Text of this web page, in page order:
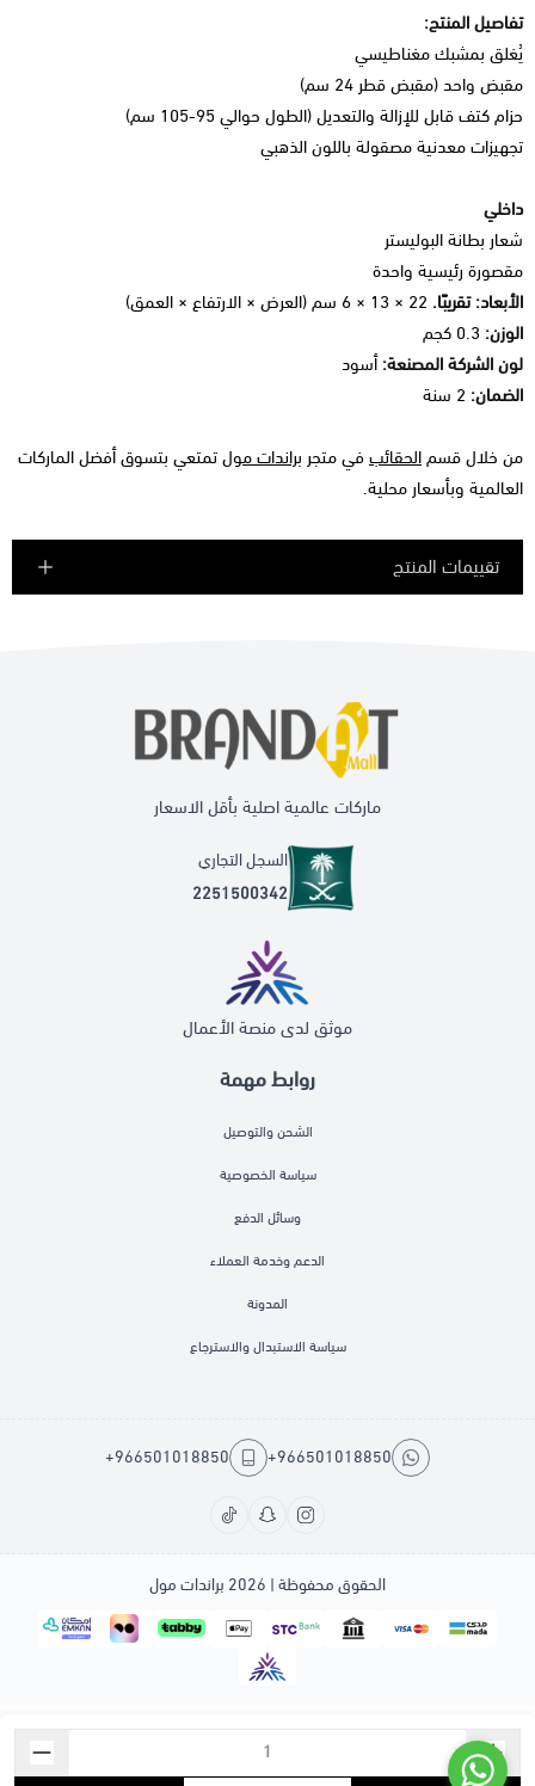
تفاصيل المنتج:
يُغلق بمشبك مغناطيسي
مقبض واحد (مقبض قطر 24 سم)
حزام كتف قابل للإزالة والتعديل (الطول حوالي 95-105 سم)
تجهيزات معدنية مصقولة باللون الذهبي
داخلي
شعار بطانة البوليستر
مقصورة رئيسية واحدة
الأبعاد: تقريبًا. 22 × 13 × 6 سم (العرض × الارتفاع × العمق)
الوزن:
لون الشركة المصنعة:أسود
الضمان:
من خلال قسمالحقائب في متجر براندات مولتمتعي بتسوق أفضل الماركات
العالمية وبأسعار محلية.
تقييمات المنتج
روابط مهمة
الشحن والتوصيل
سياسة الخصوصية
وسائل الدفع
الدعم وخدمة العملاء
المدونة
سياسة الاستبدال والاسترجاع
ماركات عالمية اصلية بأقل الاسعار
السجل التجاري
2251500342
موثق لدى منصة الأعمال
+966501018850
+966501018850
الحقوق محفوظة | 2026 براندات مول